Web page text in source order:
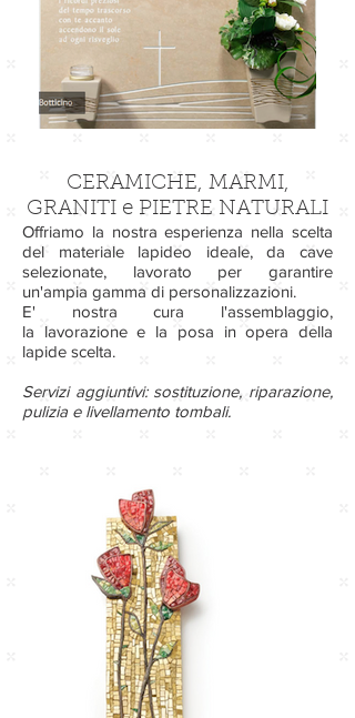
CERAMICHE, MARMI,
GRANITI e PIETRE NATURALI
Offriamo la nostra esperienza nella scelta
del materiale lapideo ideale, da cave
selezionate, lavorato per garantire
un'ampia gamma di personalizzazioni.
E' nostra cura l'assemblaggio,
la lavorazione e la posa in opera della
lapide scelta.
Servizi aggiuntivi: sostituzione, riparazione,
pulizia e livellamento tombali.